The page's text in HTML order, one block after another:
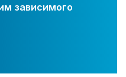
зависимого